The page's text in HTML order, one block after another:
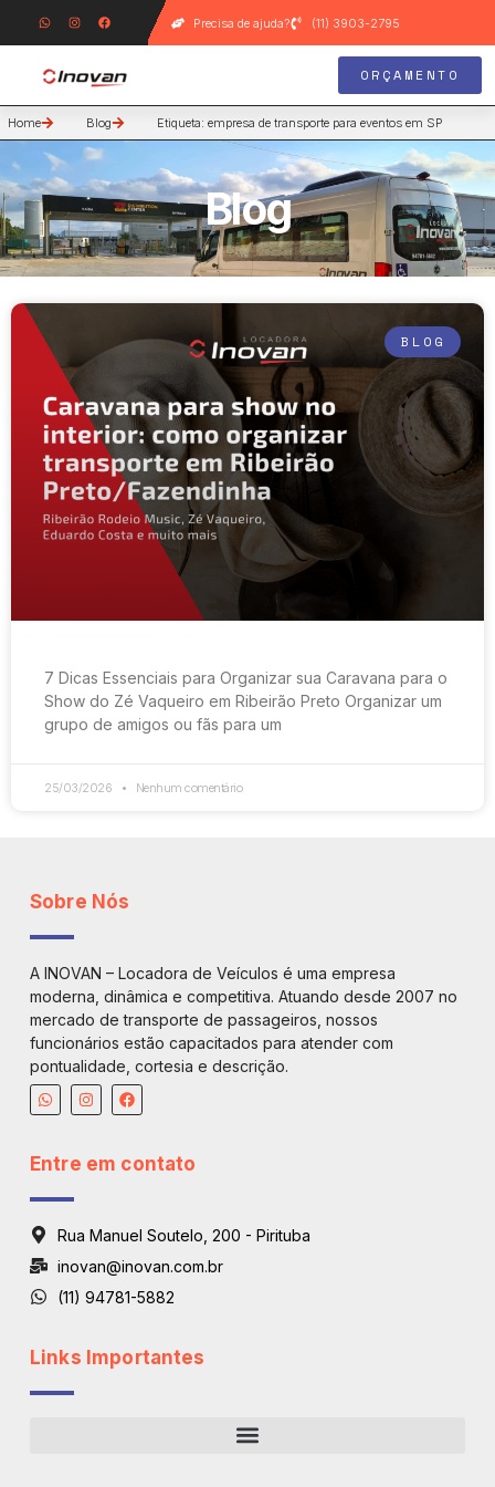
Precisa de ajuda? (11) 3903-2795
ORÇAMENTO
Home Blog Etiqueta: empresa de transporte para eventos em SP
Blog
BLOG
7 Dicas Essenciais para Organizar sua Caravana para o
Show do Zé Vaqueiro em Ribeirão Preto Organizar um
grupo de amigos ou fãs para um
25/03/2026 Nenhum comentário
Sobre Nós
A INOVAN – Locadora de Veículos é uma empresa
moderna, dinâmica e competitiva. Atuando desde 2007 no
mercado de transporte de passageiros, nossos
funcionários estão capacitados para atender com
pontualidade, cortesia e descrição.
Entre em contato
Rua Manuel Soutelo, 200 - Pirituba
inovan@inovan.com.br
(11) 94781-5882
Links Importantes